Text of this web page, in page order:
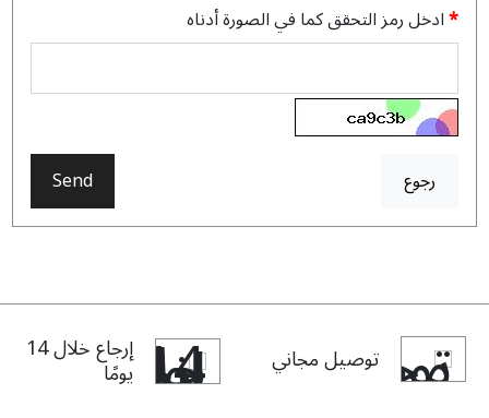
ادخل رمز التحقق كما في الصورة أدناه
رجوع Send
توصيل مجاني إرجاع خلال 14
يومًا